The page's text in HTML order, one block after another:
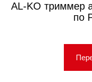
AL-KO триммер
по